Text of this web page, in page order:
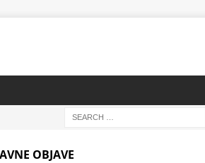
OBJAVE